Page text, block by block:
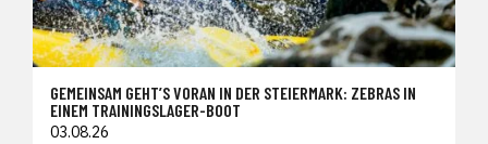
GEMEINSAM GEHT’S VORAN IN DER STEIERMARK: ZEBRAS IN
EINEM TRAININGSLAGER-BOOT
03.08.26